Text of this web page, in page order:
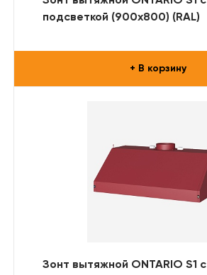
подсветкой (900x800) (RAL)
+ В корзину
Зонт вытяжной ONTARIO S1 с